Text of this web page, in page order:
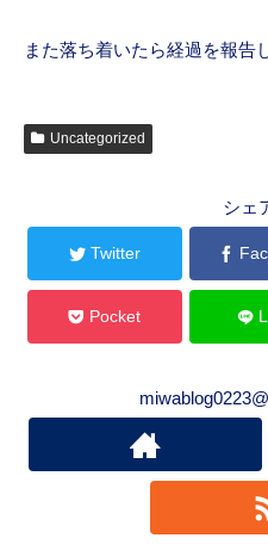
また落ち着いたら経過を報告
Uncategorized
シェ
Twitter
Pocket